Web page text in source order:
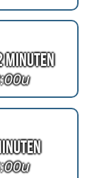
Minuten